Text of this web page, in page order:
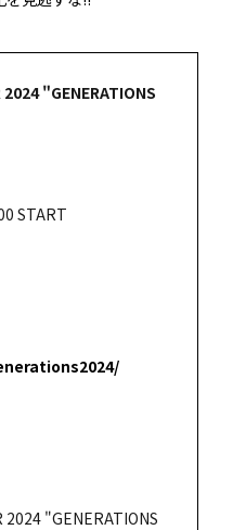
2024 "GENERATIONS
START
2024 "GENERATIONS